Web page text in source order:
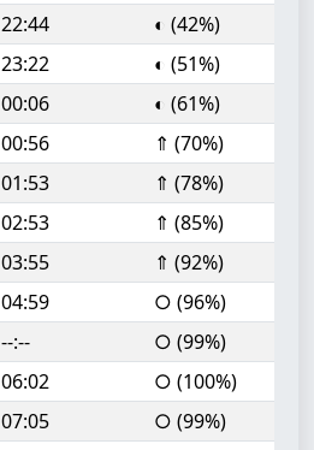
22:44
◐ (42%)
23:22
◐ (51%)
00:06
◐ (61%)
00:56
⇑ (70%)
01:53
⇑ (78%)
02:53
⇑ (85%)
03:55
⇑ (92%)
04:59
○ (96%)
--:--
○ (99%)
06:02
○ (100%)
07:05
○ (99%)